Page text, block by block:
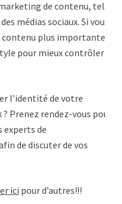
de contenu, tels
médias sociaux. Si vous
contenu plus importante,
pour mieux contrôler
l’identité de votre
Prenez rendez-vous pour
de
de discuter de vos
ici pour d’autres!!!